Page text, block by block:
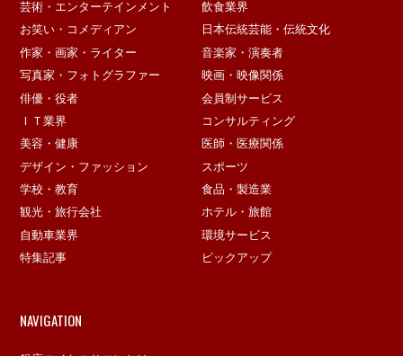
芸術・エンターテインメント
飲食業界
お笑い・コメディアン
日本伝統芸能・伝統文化
作家・画家・ライター
音楽家・演奏者
写真家・フォトグラファー
映画・映像関係
俳優・役者
会員制サービス
ＩＴ業界
コンサルティング
美容・健康
医師・医療関係
デザイン・ファッション
スポーツ
学校・教育
食品・製造業
観光・旅行会社
ホテル・旅館
自動車業界
環境サービス
特集記事
ピックアップ
NAVIGATION